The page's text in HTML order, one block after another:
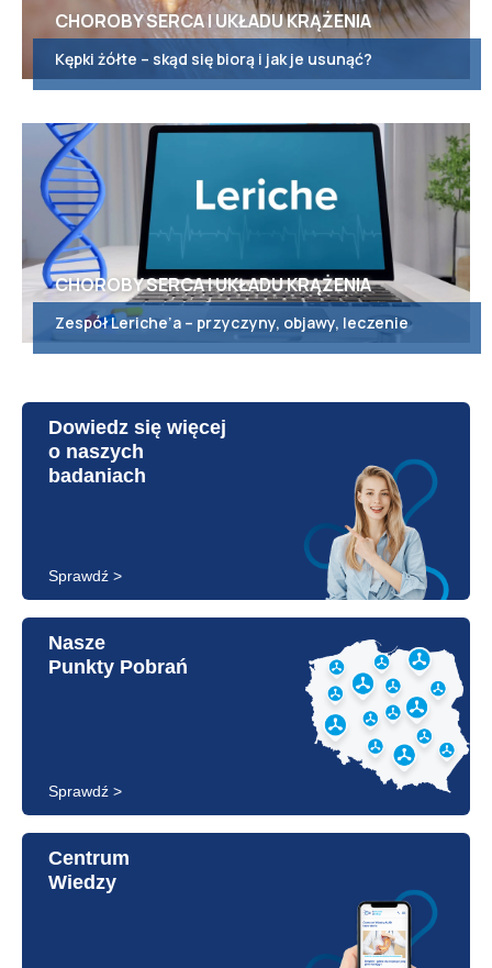
CHOROBY SERCA I UKŁADU KRĄŻENIA
Kępki żółte – skąd się biorą i jak je usunąć?
CHOROBY SERCA I UKŁADU KRĄŻENIA
Zespół Leriche’a – przyczyny, objawy, leczenie
Dowiedz się więcej
o naszych
badaniach
Sprawdź >
Nasze
Punkty Pobrań
Sprawdź >
Centrum
Wiedzy